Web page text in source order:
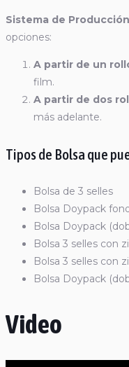
Sistema de
opciones:
A partir de un
film.
A partir de dos
más adelante.
Tipos de Bolsa que
Bolsa de 3 selles
Bolsa Doypack
Bolsa Doypack
Bolsa 3 selles con
Bolsa 3 selles con
Bolsa Doypack
Video